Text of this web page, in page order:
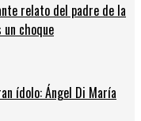
relato del padre de la
choque
ídolo: Ángel Di María